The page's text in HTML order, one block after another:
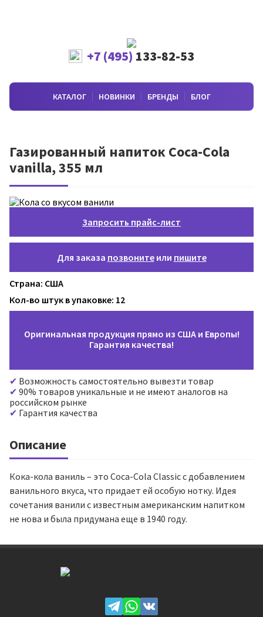
+7 (495) 133-82-53
КАТАЛОГ НОВИНКИ БРЕНДЫ БЛОГ
Газированный напиток Coca-Cola
vanilla, 355 мл
Запросить прайс-лист
Для заказа позвонитеили пишите
Страна: США
Кол-во штук в упаковке: 12
Оригинальная продукция прямо из США и Европы!
Гарантия качества!
Возможность самостоятельно вывезти товар
90% товаров уникальные и не имеют аналогов на
российском рынке
Гарантия качества
Описание
Кока-кола ваниль – это Coca-Cola Classic с добавлением
ванильного вкуса, что придает ей особую нотку. Идея
сочетания ванили с известным американским напитком
не нова и была придумана еще в 1940 году.